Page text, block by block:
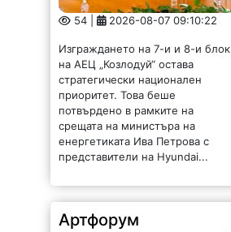
54 | 2026-08-07 09:10:22
Изграждането на 7-и и 8-и блок
на АЕЦ „Козлодуй“ остава
стратегически национален
приоритет. Това беше
потвърдено в рамките на
срещата на министъра на
енергетиката Ива Петрова с
представители на Hyundai...
Артфорум